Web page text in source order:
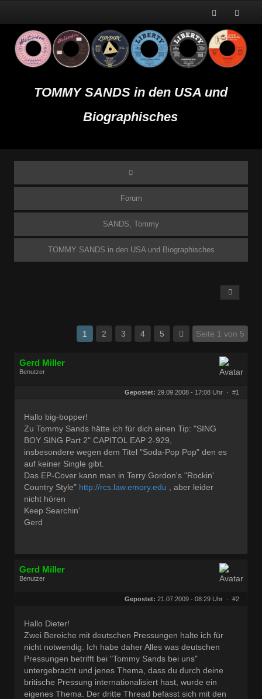
TOMMY SANDS in den USA und
Biographisches
Forum
SANDS, Tommy
TOMMY SANDS in den USA und Biographisches
1 2 3 4 5 Seite 1 von 5
Gerd Miller
Benutzer
Gepostet: 29.09.2008 - 17:08 Uhr · #1
Hallo big-bopper!
Zu Tommy Sands hätte ich für dich einen Tip: "SING
BOY SING Part 2" CAPITOL EAP 2-929,
insbesondere wegen dem Titel "Soda-Pop Pop" den es
auf keiner Single gibt.
Das EP-Cover kann man in Terry Gordon's "Rockin'
Country Style" http://rcs.law.emory.edu , aber leider
nicht hören
Keep Searchin'
Gerd
Gerd Miller
Benutzer
Gepostet: 21.07.2009 - 08:29 Uhr · #2
Hallo Dieter!
Zwei Bereiche mit deutschen Pressungen halte ich für
nicht notwendig. Ich habe daher Alles was deutschen
Pressungen betrifft bei "Tommy Sands bei uns"
untergebracht und jenes Thema, dass du durch deine
britische Pressung internationalisiert hast, wurde ein
eigenes Thema. Der dritte Thread befasst sich mit den